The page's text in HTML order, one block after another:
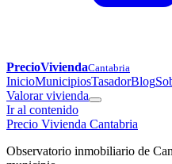
PrecioViviendaCantabria
InicioMunicipiosTasadorBlog
Valorar vivienda
Ir al contenido
Precio Vivienda Cantabria
Observatorio inmobiliario de